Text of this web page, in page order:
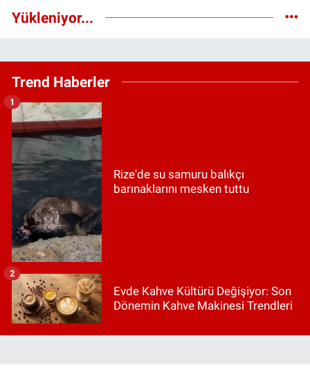
Yükleniyor...
Trend Haberler
Rize'de su samuru balıkçı
barınaklarını mesken tuttu
1
Evde Kahve Kültürü Değişiyor: Son
Dönemin Kahve Makinesi Trendleri
2